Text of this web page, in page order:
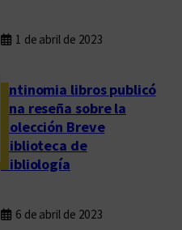
1 de abril de 2023
Antinomia libros publicó
una reseña sobre la
Colección Breve
Biblioteca de
Bibliología
6 de abril de 2023